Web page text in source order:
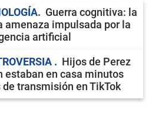
Guerra cognitiva: la
amenaza impulsada por la
artificial
Hijos de Perez
estaban en casa minutos
de transmisión en TikTok